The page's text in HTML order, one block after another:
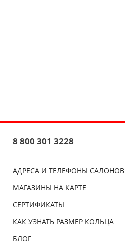
АДРЕСА И ТЕЛЕФОНЫ САЛОНОВ
МАГАЗИНЫ НА КАРТЕ
СЕРТИФИКАТЫ
КАК УЗНАТЬ РАЗМЕР КОЛЬЦА
БЛОГ
8 800 301 3228